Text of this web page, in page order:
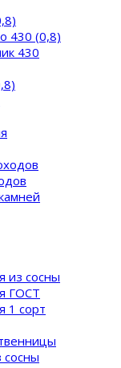
430 (0,8)
430
из сосны
ГОСТ
1 сорт
сосны